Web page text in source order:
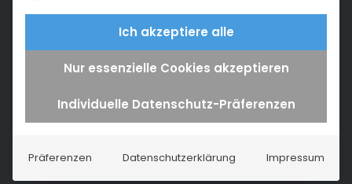
Reg.-Nr.: HRB 130739
Ich akzeptiere alle
Nur essenzielle Cookies akzeptieren
Individuelle Datenschutz-Präferenzen
Präferenzen Datenschutzerklärung Impressum